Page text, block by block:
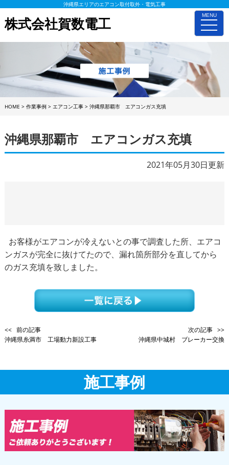
MENU
toggle
沖縄県エリアのエアコン取付取外・電気工事
株式会社賀数電工
HOME > 作業事例> エアコン工事> 沖縄県那覇市 エアコンガス充填
沖縄県那覇市 エアコンガス充填
2021年05月30日更新
お客様がエアコンが冷えないとの事で調査した所、エアコ
ンガスが完全に抜けてたので、漏れ箇所部分を直してから
のガス充填を致しました。
<< 前の記事
沖縄県糸満市 工場動力新設工事
次の記事 >>
沖縄県中城村 ブレーカー交換
施工事例